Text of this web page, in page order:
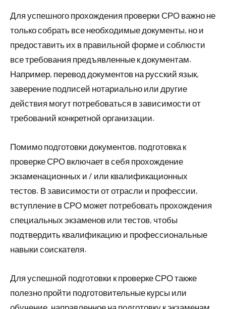
Для успешного прохождения проверки СРО важно не
только собрать все необходимые документы, но и
предоставить их в правильной форме и соблюсти
все требования предъявленные к документам.
Например, перевод документов на русский язык,
заверение подписей нотариально или другие
действия могут потребоваться в зависимости от
требований конкретной организации.
Помимо подготовки документов, подготовка к
проверке СРО включает в себя прохождение
экзаменационных и / или квалификационных
тестов. В зависимости от отрасли и профессии,
вступление в СРО может потребовать прохождения
специальных экзаменов или тестов, чтобы
подтвердить квалификацию и профессиональные
навыки соискателя.
Для успешной подготовки к проверке СРО также
полезно пройти подготовительные курсы или
обучение, направленное на подготовку к экзаменам